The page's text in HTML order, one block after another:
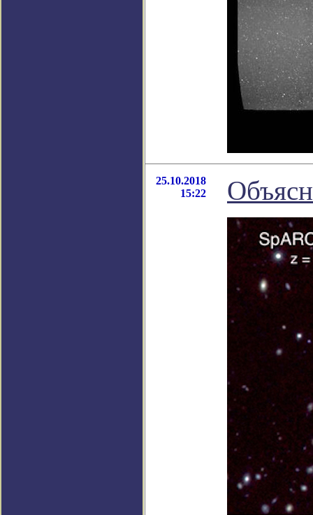
25.10.2018
15:22